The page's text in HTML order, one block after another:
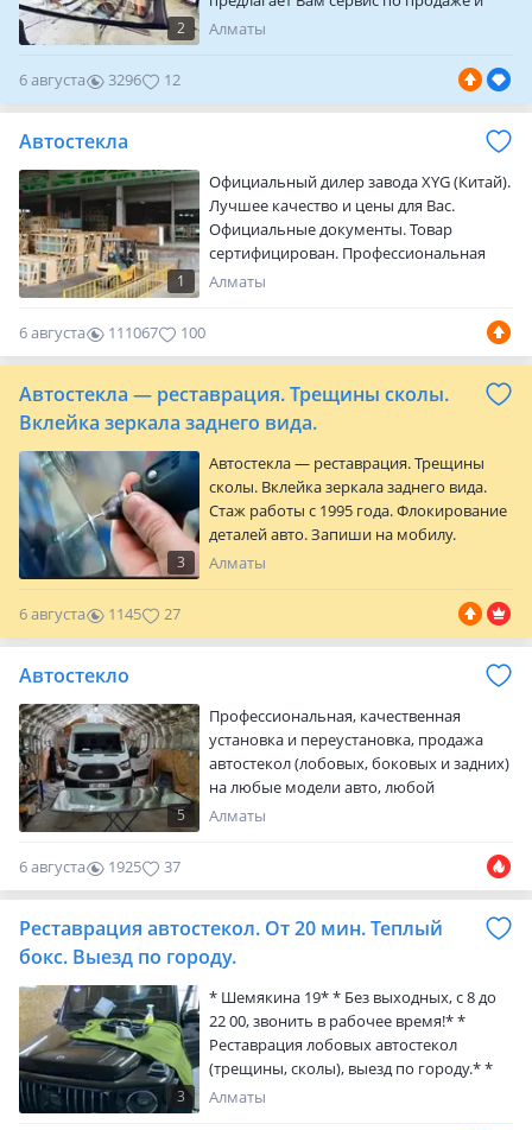
2
установке автомобильных стекол в
казахстана. -Более 15 000 наименований
автомобилей; -При каждом
предоставлять услугу по замене
автостекла в де…
Алматы
6 августа 3296 12
Автостекла
1
Официальный дилер завода XYG (Китай).
Лучшее качество и цены для Вас.
Официальные документы. Товар
сертифицирован. Профессиональная
установка стекол
Алматы
6 августа 111067 100
Автостекла — реставрация. Трещины сколы.
Вклейка зеркала заднего вида.
3
Автостекла — реставрация. Трещины
сколы. Вклейка зеркала заднего вида.
Стаж работы с 1995 года. Флокирование
деталей авто. Запиши на мобилу.
Пригодится. Возможен выезд. Мкр
Алматы
6 августа 1145 27
Автостекло
5
Профессиональная, качественная
установка и переустановка, продажа
автостекол (лобовых, боковых и задних)
на любые модели авто, любой
сложности, на рынке более 10лет, с
и дубликаты любых автостекол! Выезд
Алматы
6 августа 1925 37
Реставрация автостекол. От 20 мин. Теплый
бокс. Выезд по городу.
3
* Шемякина 19* * Без выходных, с 8 до
22 00, звонить в рабочее время!* *
Реставрация лобовых автостекол
(трещины, сколы), выезд по городу.* *
Оценка сколов.* * Замены и продажи
Алматы